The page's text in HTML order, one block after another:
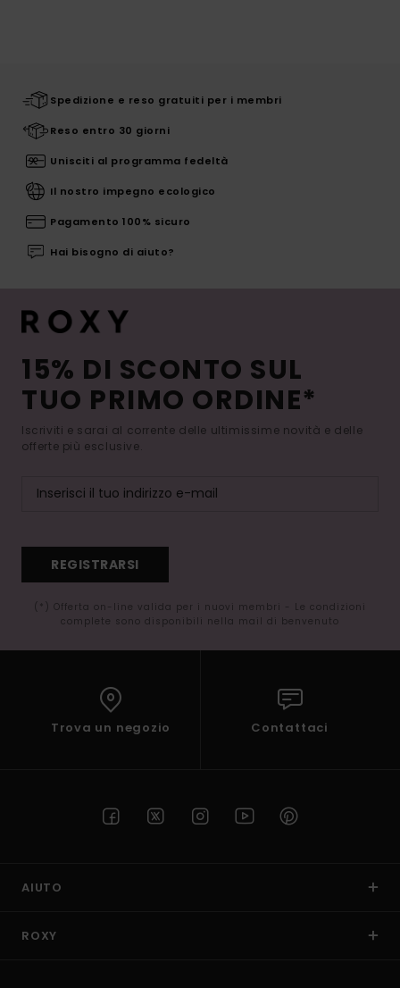
Spedizione e reso gratuiti per i membri
Reso entro 30 giorni
Unisciti al programma fedeltà
Il nostro impegno ecologico
Pagamento 100% sicuro
Hai bisogno di aiuto?
15% DI SCONTO SUL
TUO PRIMO ORDINE*
Iscriviti e sarai al corrente delle ultimissime novità e delle
offerte più esclusive.
REGISTRARSI
(*) Offerta on-line valida per i nuovi membri - Le condizioni
complete sono disponibili nella mail di benvenuto
Trova un negozio Contattaci
AIUTO
ROXY